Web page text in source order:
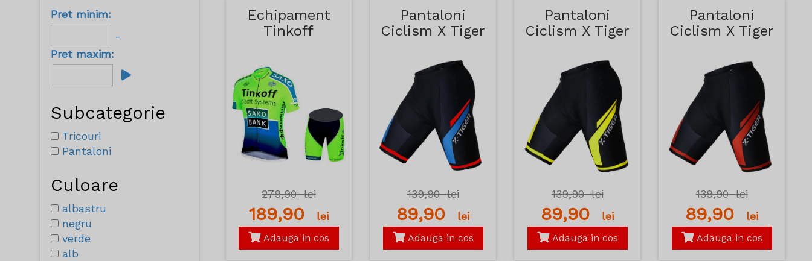
Pret minim:
-
Pret maxim:
Subcategorie
Tricouri
Pantaloni
Culoare
albastru
negru
verde
alb
Echipament
Tinkoff
279,90lei
189,90 lei
Adauga in cos
Pantaloni
Ciclism X Tiger
Rosu
139,90lei
89,90 lei
Adauga in cos
Pantaloni
Ciclism X Tiger
139,90lei
89,90 lei
Adauga in cos
Pantaloni
Ciclism X Tiger
139,90lei
89,90 lei
Adauga in cos